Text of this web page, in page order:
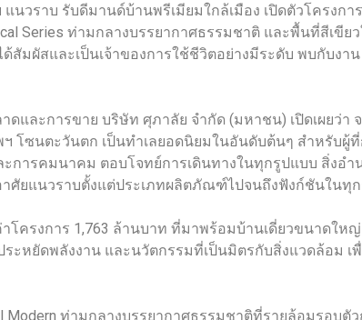
วราบ รับดีมานด์บ้านพรีเมียมใกล้เมือง เปิดตัวโครงก
Series ท่ามกลางบรรยากาศธรรมชาติ และพื้นที่สีเขีย
ผัสและเป็นเจ้าของการใช้ชีวิตอย่างมีระดับ พบกับงาน
ละการขาย บริษัท ศุภาลัย จำกัด (มหาชน) เปิดเผยว่า
ฯ โซนตะวันตก เป็นทำเลยอดนิยมในอันดับต้นๆ สำหรับ
การคมนาคม ตอบโจทย์การเดินทางในทุกรูปแบบ สิ่งอ
ยแนวราบตั้งแต่ประเภทผลิตภัณฑ์ไปจนถึงฟังก์ชันในทุก
ครงการ 1,763 ล้านบาท ที่มาพร้อมบ้านเดี่ยวขนาดให
หยัดพลังงาน และนวัตกรรมที่เป็นมิตรกับสิ่งแวดล้อม เ
ท่ามกลางบรรยากาศธรรมชาติที่รายล้อมรอบ